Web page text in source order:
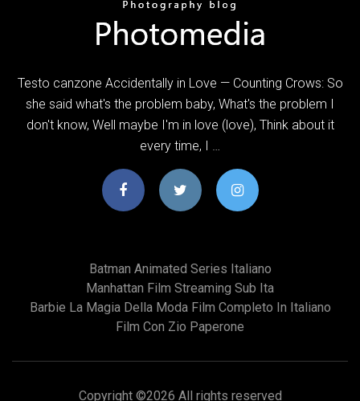
Testo canzone Accidentally in Love — Counting Crows: So
she said what's the problem baby, What's the problem I
don't know, Well maybe I'm in love (love), Think about it
every time, I …
Batman Animated Series Italiano
Manhattan Film Streaming Sub Ita
Barbie La Magia Della Moda Film Completo In Italiano
Film Con Zio Paperone
Copyright ©2026 All rights reserved